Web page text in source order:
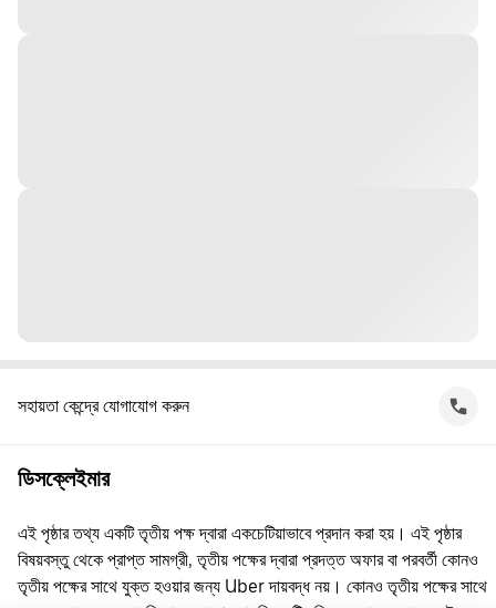
সহায়তা কেন্দ্রে যোগাযোগ করুন
ডিসক্লেইমার
এই পৃষ্ঠার তথ্য একটি তৃতীয় পক্ষ দ্বারা একচেটিয়াভাবে প্রদান করা হয়। এই পৃষ্ঠার
বিষয়বস্তু থেকে প্রাপ্ত সামগ্রী, তৃতীয় পক্ষের দ্বারা প্রদত্ত অফার বা পরবর্তী কোনও
তৃতীয় পক্ষের সাথে যুক্ত হওয়ার জন্য Uber দায়বদ্ধ নয়। কোনও তৃতীয় পক্ষের সাথে